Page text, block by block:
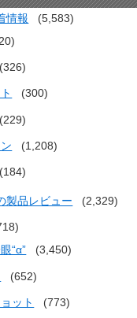
情報
(5,583)
(326)
(300)
(229)
(1,208)
(184)
製品レビュー (2,329)
“α”
(3,450)
(652)
ット (773)